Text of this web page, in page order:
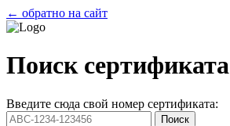
← обратно на сайт
Поиск сертификата
Введите сюда свой номер сертификата:
Поиск